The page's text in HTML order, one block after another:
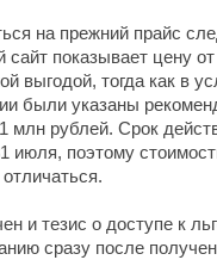
на прежний прайс
показывает цену
выгодой, тогда как в
были указаны
млн рублей. Срок
июля, поэтому
и тезис о доступе к
сразу после